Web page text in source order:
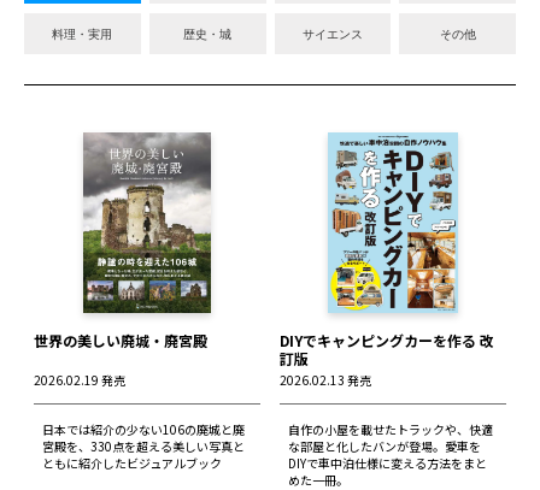
料理・実用 歴史・城 サイエンス その他
世界の美しい廃城・廃宮殿
2026.02.19 発売
日本では紹介の少ない106の廃城と廃
宮殿を、330点を超える美しい写真と
ともに紹介したビジュアルブック
DIYでキャンピングカーを作る 改
訂版
2026.02.13 発売
自作の小屋を載せたトラックや、快適
な部屋と化したバンが登場。愛車を
DIYで車中泊仕様に変える方法をまと
めた一冊。